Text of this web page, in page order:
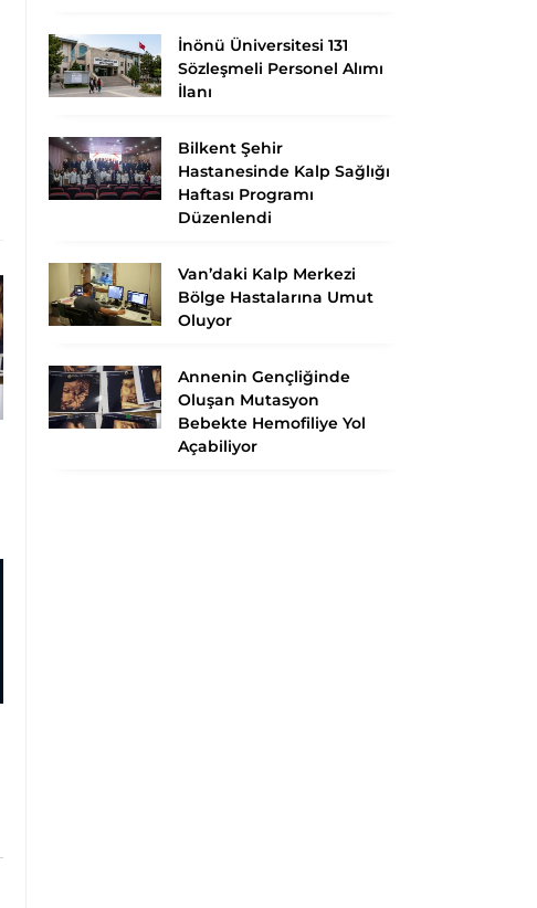
İnönü Üniversitesi 131
Sözleşmeli Personel Alımı
İlanı
Bilkent Şehir
Hastanesinde Kalp Sağlığı
Haftası Programı
Düzenlendi
Van’daki Kalp Merkezi
Bölge Hastalarına Umut
Oluyor
Annenin Gençliğinde
Oluşan Mutasyon
Bebekte Hemofiliye Yol
Açabiliyor